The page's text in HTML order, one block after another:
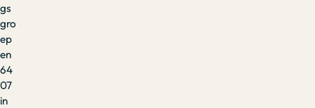
gs
gro
ep
en
64
07
in